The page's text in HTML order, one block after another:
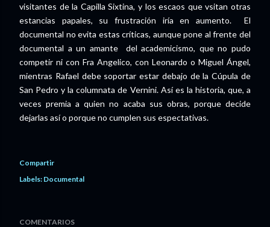
visitantes de la Capilla Sixtina, y los escaos que vsitan otras
estancias papales, su frustración iría en aumento. El
documental no evita estas críticas, aunque pone al frente del
documental a un amante del academicismo, que no pudo
competir ni con Fra Angelico, con Leonardo o Miguel Ángel,
mientras Rafael debe soportar estar debajo de la Cúpula de
San Pedro y la columnata de Vernini. Así es la historia, que, a
veces premia a quien no acaba sus obras, porque decide
dejarlas así o porque no cumplen sus espectativas.
Compartir
Labels: Documental
COMENTARIOS